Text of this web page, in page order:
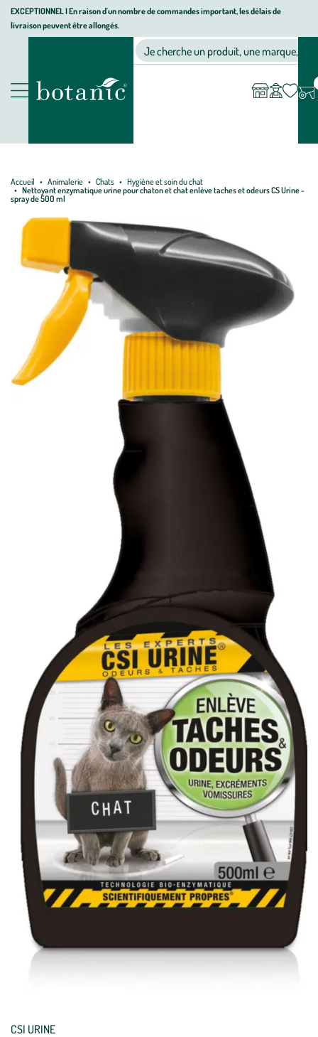
Aller
Aller
au
Aller
au
page
EXCEPTIONNEL I En raison d'un nombre de commandes important, les délais de
livraison peuvent être allongés.
Nos produits
Jardinerie écologique, animalerie, décoration, alimentation bio
Je cherche un produit, une marque, un
compte
Accueil Animalerie Chats
Hygiène et soin du chat
Nettoyant enzymatique urine pour chaton et chat enlève taches et odeurs CS Urine -
spray de 500 ml
CSI URINE
Mettre
Mettre